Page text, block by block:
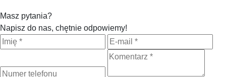
Masz pytania?
Napisz do nas, chętnie odpowiemy!